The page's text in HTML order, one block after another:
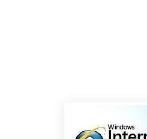
bản về chất.